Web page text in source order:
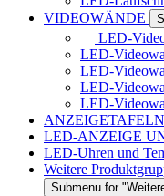
VIDEOWÄNDE
LED-
LED-
LED-
LED-
LED-
ANZEIGETAFELN
LED-ANZEIGE
LED-Uhren und
Weitere
Submenu for